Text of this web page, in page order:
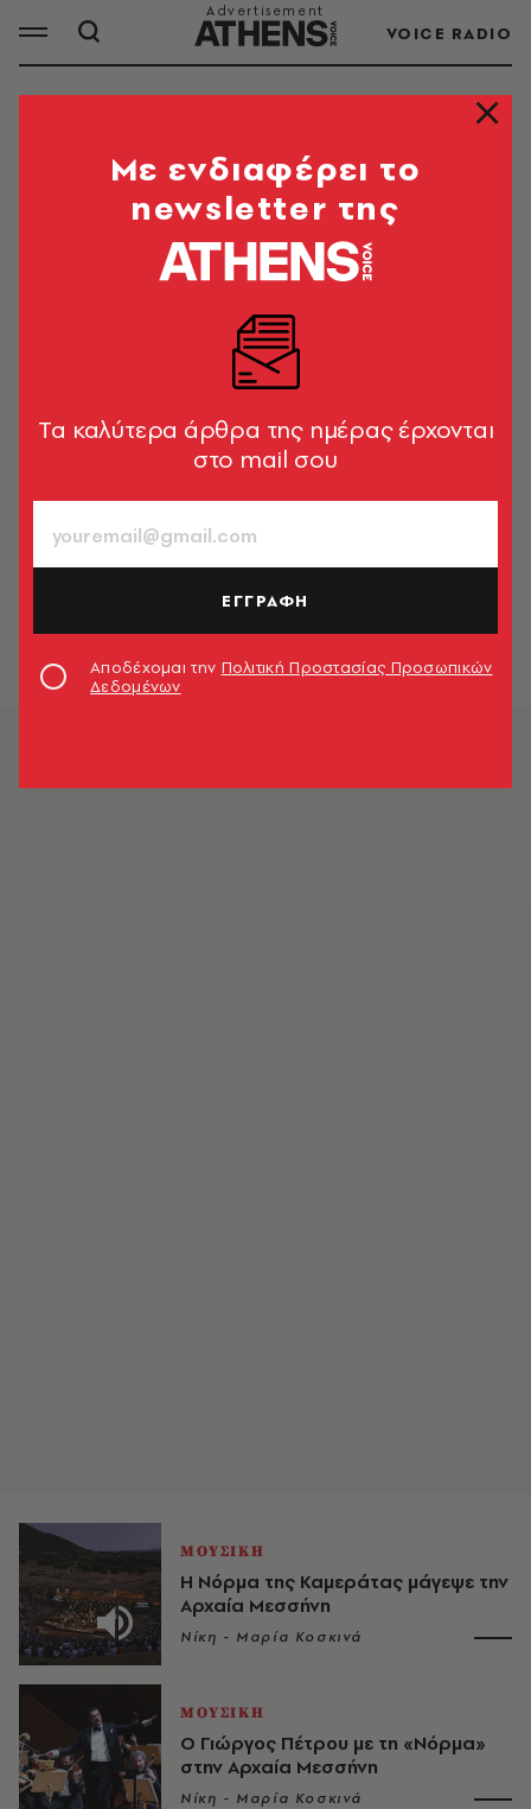
VOICE RADIO
ΑΡΧΑΙΑ ΜΕΣΣΗΝΗ
ΟΛΑ ΤΑ ΑΡΘΡΑ ΤΟΥ TAG
ΜΟΥΣΙΚΗ
ξαναβρέθηκε με την Ευρυδίκη του
στην Αρχαία Μεσσήνη
ΜΟΥΣΙΚΗ
Ορφέας και Ευρυδίκη στο Αρχαίο
Θέατρο Μεσσήνης
Ανδρόνικος Παπαδάτος
ΜΟΥΣΙΚΗ
Η Νόρμα της Καμεράτας μάγεψε την
Αρχαία Μεσσήνη
Νίκη - Μαρία Κοσκινά
ΜΟΥΣΙΚΗ
Ο Γιώργος Πέτρου με τη «Νόρμα»
στην Αρχαία Μεσσήνη
Νίκη - Μαρία Κοσκινά
Mε ενδιαφέρει το
newsletter της
Tα καλύτερα άρθρα της ημέρας έρχονται
στο mail σου
ΕΓΓΡΑΦΗ
Αποδέχομαι την Πολιτική Προστασίας Προσωπικών
Δεδομένων